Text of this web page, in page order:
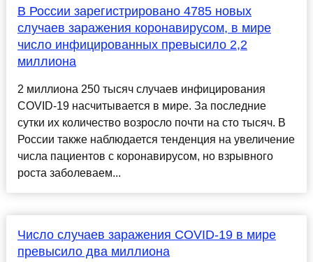
В России зарегистрировано 4785 новых
случаев заражения коронавирусом, в мире
число инфицированных превысило 2,2
миллиона
2 миллиона 250 тысяч случаев инфицирования
COVID-19 насчитывается в мире. За последние
сутки их количество возросло почти на сто тысяч. В
России также наблюдается тенденция на увеличение
числа пациентов с коронавирусом, но взрывного
роста заболеваем...
Число случаев заражения COVID-19 в мире
превысило два миллиона